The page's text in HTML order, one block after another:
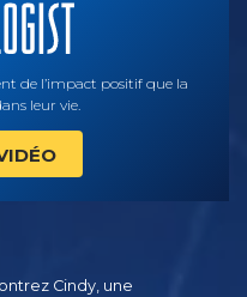
de l’impact positif que la
leur vie.
Cindy, une